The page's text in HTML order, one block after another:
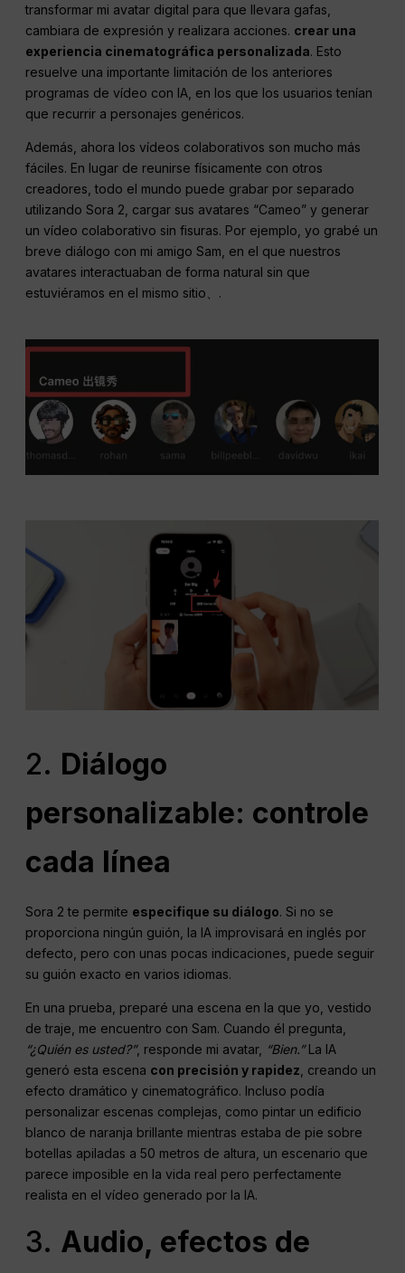
transformar mi avatar digital para que llevara gafas,
cambiara de expresión y realizara acciones. crear una
experiencia cinematográfica personalizada. Esto
resuelve una importante limitación de los anteriores
programas de vídeo con IA, en los que los usuarios tenían
que recurrir a personajes genéricos.
Además, ahora los vídeos colaborativos son mucho más
fáciles. En lugar de reunirse físicamente con otros
creadores, todo el mundo puede grabar por separado
utilizando Sora 2, cargar sus avatares “Cameo” y generar
un vídeo colaborativo sin fisuras. Por ejemplo, yo grabé un
breve diálogo con mi amigo Sam, en el que nuestros
avatares interactuaban de forma natural sin que
estuviéramos en el mismo sitio、.
2. Diálogo
personalizable: controle
cada línea
Sora 2 te permite especifique su diálogo. Si no se
proporciona ningún guión, la IA improvisará en inglés por
defecto, pero con unas pocas indicaciones, puede seguir
su guión exacto en varios idiomas.
En una prueba, preparé una escena en la que yo, vestido
de traje, me encuentro con Sam. Cuando él pregunta,
“¿Quién es usted?”, responde mi avatar, “Bien.”La IA
generó esta escena con precisión y rapidez , creando un
efecto dramático y cinematográfico. Incluso podía
personalizar escenas complejas, como pintar un edificio
blanco de naranja brillante mientras estaba de pie sobre
botellas apiladas a 50 metros de altura, un escenario que
parece imposible en la vida real pero perfectamente
realista en el vídeo generado por la IA.
3. Audio, efectos de